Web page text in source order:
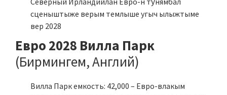
сценыштыже верым темлыше угыч ылыжтыме
вер 2028
Евро 2028 Вилла Парк
(Бирмингем, Англий)
Вилла Парк емкость: 42,000 – Евро-влакым